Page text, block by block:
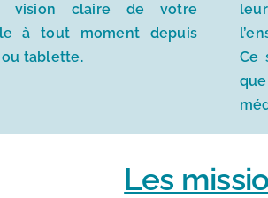
vision claire de votre
à tout moment depuis
tablette.
Ce
Les